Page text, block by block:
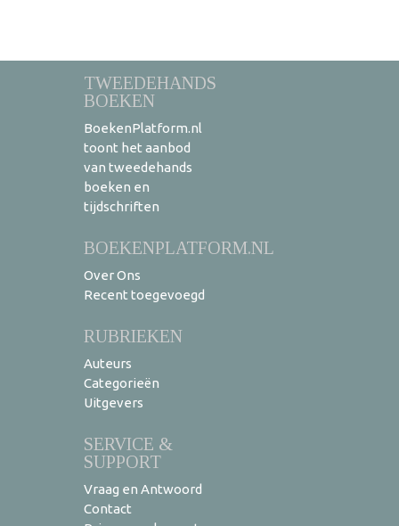
TWEEDEHANDS
BOEKEN
BoekenPlatform.nl
toont het aanbod
van tweedehands
boeken en
tijdschriften
BOEKENPLATFORM.NL
Over Ons
Recent toegevoegd
RUBRIEKEN
Auteurs
Categorieën
Uitgevers
SERVICE &
SUPPORT
Vraag en Antwoord
Contact